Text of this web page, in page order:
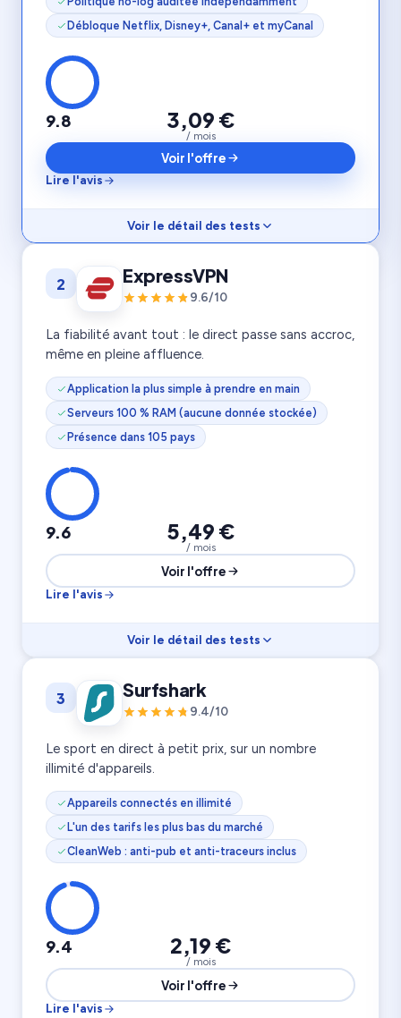
Débloque Netflix, Disney+, Canal+ et myCanal
9.8 3,09 €
/ mois
Voir l'offre
Lire l'avis
Voir le détail des tests
Vitesse
Streaming
Confidentialité
6 800 serveurs
2 ExpressVPN
9.6/10
La fiabilité avant tout : le direct passe sans accroc,
même en pleine affluence.
Application la plus simple à prendre en main
Serveurs 100 % RAM (aucune donnée stockée)
Présence dans 105 pays
9.6 5,49 €
/ mois
Voir l'offre
Lire l'avis
Voir le détail des tests
Vitesse
Streaming
Confidentialité
3 200 serveurs
3 Surfshark
9.4/10
Le sport en direct à petit prix, sur un nombre
illimité d'appareils.
Appareils connectés en illimité
L'un des tarifs les plus bas du marché
CleanWeb : anti-pub et anti-traceurs inclus
9.4 2,19 €
/ mois
Voir l'offre
Lire l'avis